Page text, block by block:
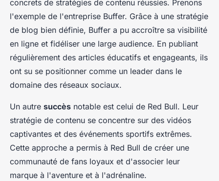
concrets de stratégies de contenu réussies. Prenons
l'exemple de l'entreprise Buffer. Grâce à une stratégie
de blog bien définie, Buffer a pu accroître sa visibilité
en ligne et fidéliser une large audience. En publiant
régulièrement des articles éducatifs et engageants, ils
ont su se positionner comme un leader dans le
domaine des réseaux sociaux.
Un autre succès notable est celui de Red Bull. Leur
stratégie de contenu se concentre sur des vidéos
captivantes et des événements sportifs extrêmes.
Cette approche a permis à Red Bull de créer une
communauté de fans loyaux et d'associer leur
marque à l'aventure et à l'adrénaline.